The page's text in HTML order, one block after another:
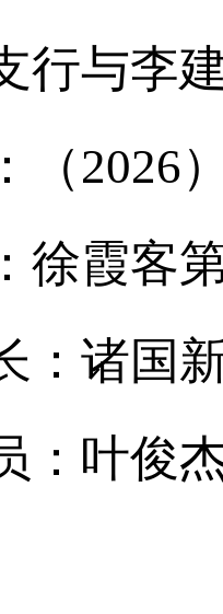
行与李
（2026
徐霞客
：诸国
：叶俊